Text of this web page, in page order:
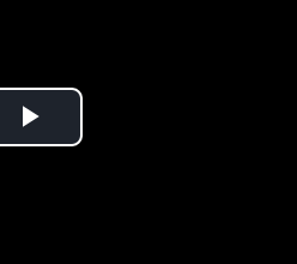
Play Video